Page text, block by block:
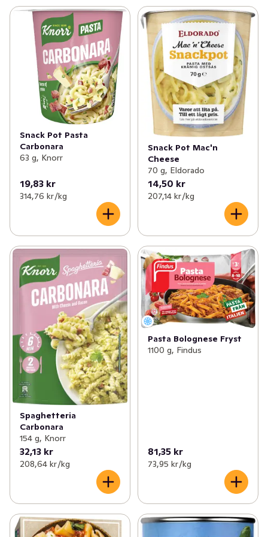
Snack Pot Pasta
Carbonara
63 g, Knorr
19,83 kr
314,76 kr /kg
Snack Pot Mac'n
Cheese
70 g, Eldorado
14,50 kr
207,14 kr /kg
Spaghetteria
Carbonara
154 g, Knorr
32,13 kr
208,64 kr /kg
Pasta Bolognese Fryst
1100 g, Findus
81,35 kr
73,95 kr /kg